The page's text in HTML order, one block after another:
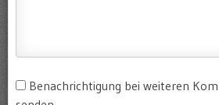
Benachrichtigung bei weiteren